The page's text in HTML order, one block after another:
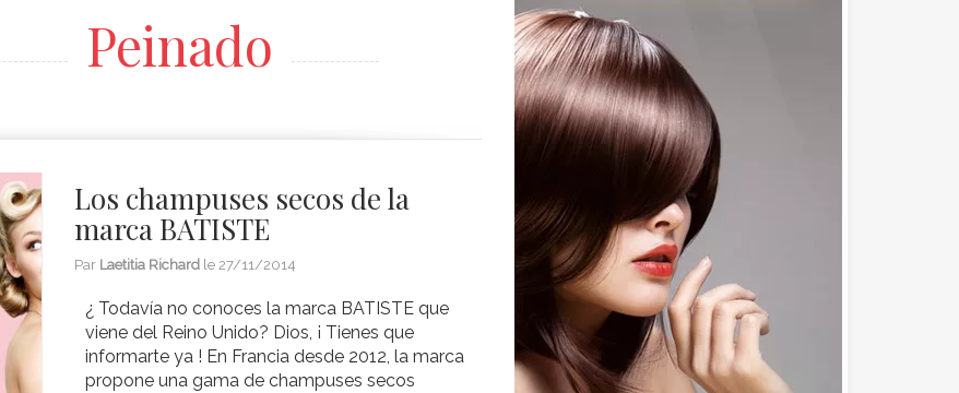
Peinado
Los champuses secos de la
marca BATISTE
Par Laetitia Richard le27/11/2014
¿ Todavía no conoces la marca BATISTE que
viene del Reino Unido? Dios, ¡ Tienes que
informarte ya ! En Francia desde 2012, la marca
propone una gama de champuses secos